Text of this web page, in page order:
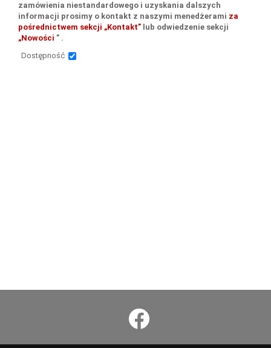
zamówienia niestandardowego i uzyskania dalszych
informacji prosimy o kontakt z naszymi menedżerami za
pośrednictwem sekcji „Kontakt” lub odwiedzenie sekcji
„Nowości ” .
Dostępność